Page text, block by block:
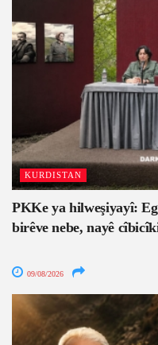
KURDISTAN
PKKe ya hilweşiyayî:
birêve nebe, nayê
09/08/2026